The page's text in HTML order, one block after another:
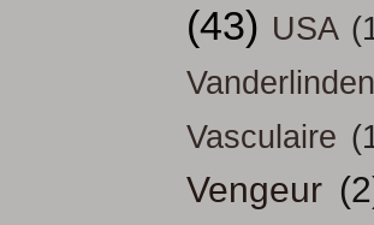
(43) USA
Vanderlinden
Vasculaire
Vengeur